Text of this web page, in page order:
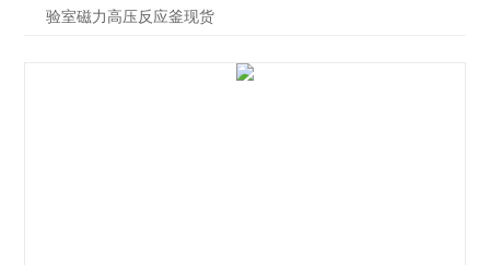
验室磁力高压反应釜现货